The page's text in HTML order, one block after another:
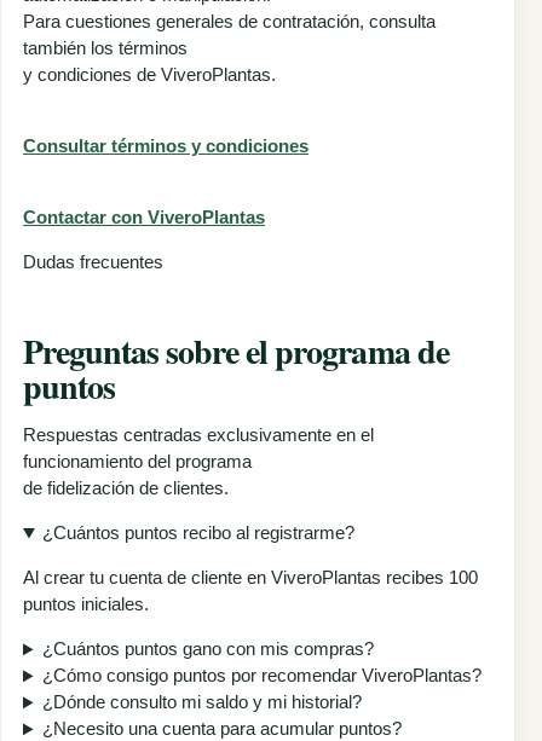
Para cuestiones generales de contratación, consulta
también los términos
y condiciones de ViveroPlantas.
Consultar términos y condiciones
Contactar con ViveroPlantas
Dudas frecuentes
Preguntas sobre el programa de
puntos
Respuestas centradas exclusivamente en el
funcionamiento del programa
de fidelización de clientes.
¿Cuántos puntos recibo al registrarme?
Al crear tu cuenta de cliente en ViveroPlantas recibes 100
puntos iniciales.
¿Cuántos puntos gano con mis compras?
¿Cómo consigo puntos por recomendar ViveroPlantas?
¿Dónde consulto mi saldo y mi historial?
¿Necesito una cuenta para acumular puntos?